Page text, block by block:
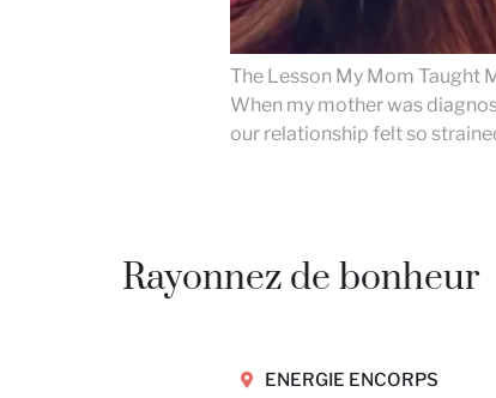
The Lesson My Mom Taught
When my mother was
our relationship felt so
Rayonnez de bonheur
ENERGIE ENCORPS